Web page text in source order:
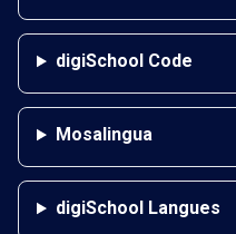
digiSchool Code
Mosalingua
digiSchool Langues